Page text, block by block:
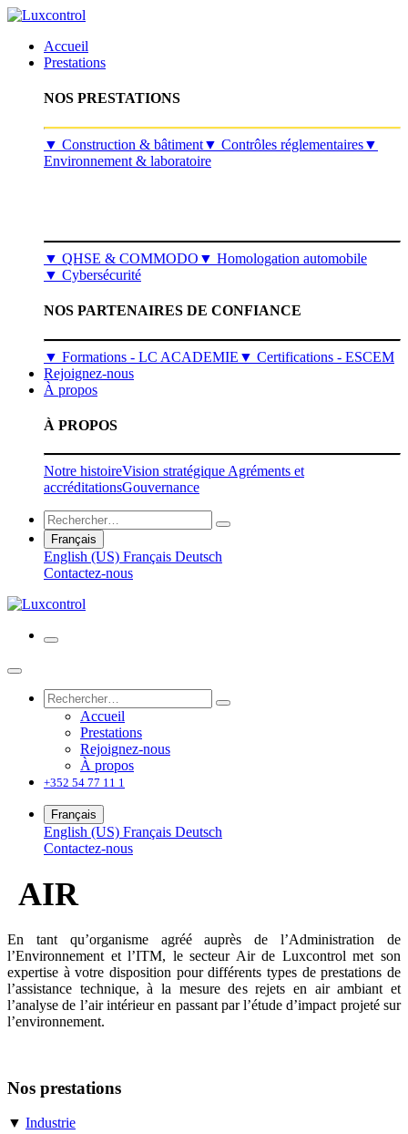
Accueil
Prestations
NOS PRESTATIONS
​▼ Construction & bâtiment▼ Contrôles réglementaires▼
Environnement & laboratoire
▼ QHSE & COMMODO ▼ Homologation automobile
▼ Cybersécurité
NOS PARTENAIRES DE CONFIANCE
▼ Formations - LC ACADEMIE ▼ Certifications - ESCEM
Rejoignez-nous
À propos
À PROPOS
Notre histoireVision stratégique Agréments et
accréditationsGouvernance
Français
English (US) Français Deutsch
Contactez-nous
Accueil
Prestations
Rejoignez-nous
À propos
+352 54 77 11 1
Français
English (US) Français Deutsch
Contactez-nous
AIR
En tant qu’organisme agréé auprès de l’Administration de
l’Environnement et l’ITM, le secteur Air de Luxcontrol met son
expertise à votre disposition pour différents types de prestations de
l’assistance technique, à la mesure des rejets en air ambiant et
l’analyse de l’air intérieur en passant par l’étude d’impact projeté sur
l’environnement.
Nos prestations
▼ Industrie